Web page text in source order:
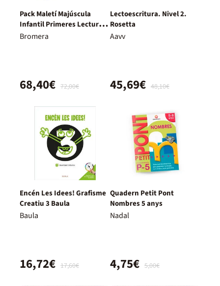
Pack Maletí Majúscula
Infantil Primeres Lectures
De Micalet
Bromera
72,00€
68,40€
Lectoescritura. Nivel 2.
Rosetta
Aavv
48,10€
45,69€
Encén Les Idees! Grafisme
Creatiu 3 Baula
Baula
17,60€
16,72€
Quadern Petit Pont
Nombres 5 anys
Nadal
5,00€
4,75€